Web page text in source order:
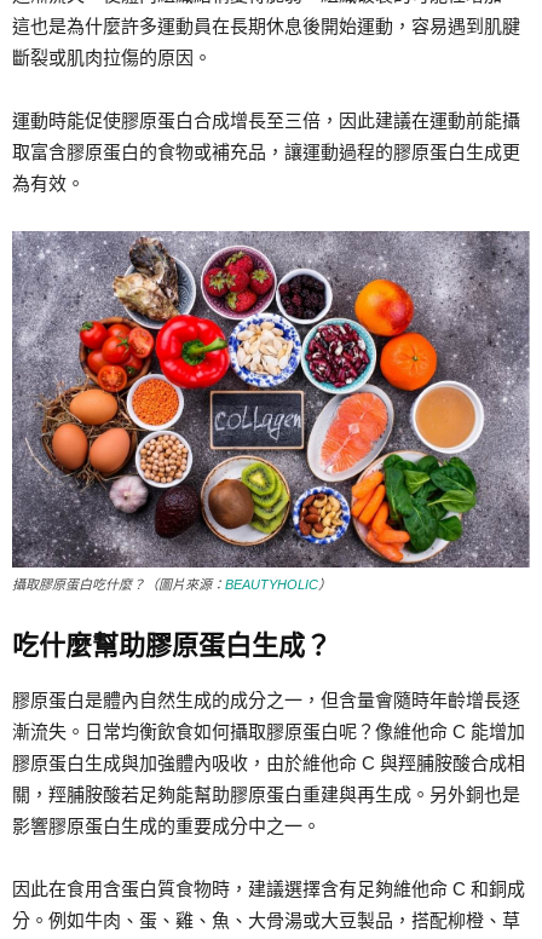
這也是為什麼許多運動員在長期休息後開始運動，容易遇到肌腱
斷裂或肌肉拉傷的原因。
運動時能促使膠原蛋白合成增長至三倍，因此建議在運動前能攝
取富含膠原蛋白的食物或補充品，讓運動過程的膠原蛋白生成更
為有效。
攝取膠原蛋白吃什麼？（圖片來源： BEAUTYHOLIC）
吃什麼幫助膠原蛋白生成？
膠原蛋白是體內自然生成的成分之一，但含量會隨時年齡增長逐
漸流失。日常均衡飲食如何攝取膠原蛋白呢？像維他命 C 能增加
膠原蛋白生成與加強體內吸收，由於維他命 C 與羥脯胺酸合成相
關，羥脯胺酸若足夠能幫助膠原蛋白重建與再生成。另外銅也是
影響膠原蛋白生成的重要成分中之一。
因此在食用含蛋白質食物時，建議選擇含有足夠維他命 C 和銅成
分。例如牛肉、蛋、雞、魚、大骨湯或大豆製品，搭配柳橙、草